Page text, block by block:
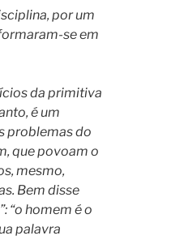
por um
se em
da primitiva
é um
problemas do
que povoam o
mesmo,
Bem disse
“o homem é o
palavra